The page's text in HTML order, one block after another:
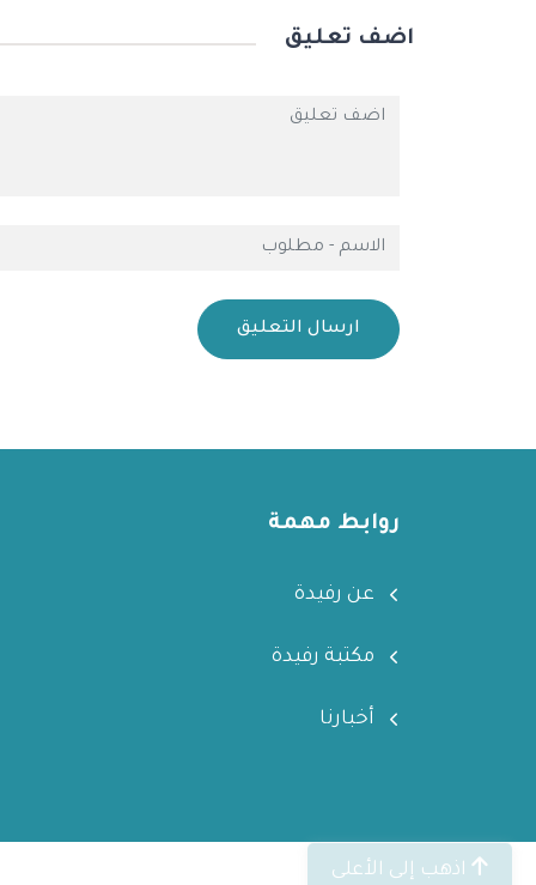
اضف تعليق
ارسال التعليق
روابط مهمة
عن رفيدة
مكتبة رفيدة
أخبارنا